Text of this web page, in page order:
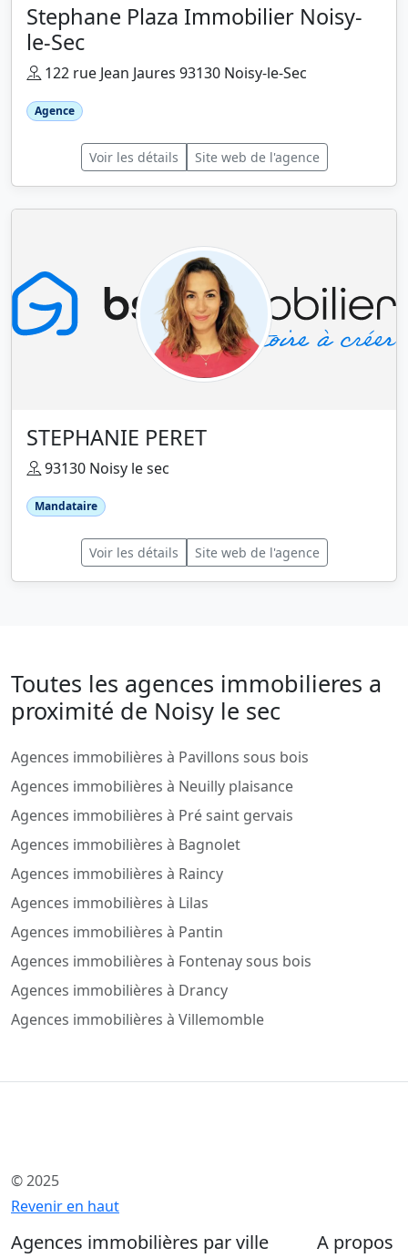
Stephane Plaza Immobilier Noisy-
le-Sec
122 rue Jean Jaures 93130 Noisy-le-Sec
Agence
Voir les détails Site web de l'agence
STEPHANIE PERET
93130 Noisy le sec
Mandataire
Voir les détails Site web de l'agence
Toutes les agences immobilieres a
proximité de Noisy le sec
Agences immobilières à Pavillons sous bois
Agences immobilières à Neuilly plaisance
Agences immobilières à Pré saint gervais
Agences immobilières à Bagnolet
Agences immobilières à Raincy
Agences immobilières à Lilas
Agences immobilières à Pantin
Agences immobilières à Fontenay sous bois
Agences immobilières à Drancy
Agences immobilières à Villemomble
© 2025
Revenir en haut
Agences immobilières par ville A propos